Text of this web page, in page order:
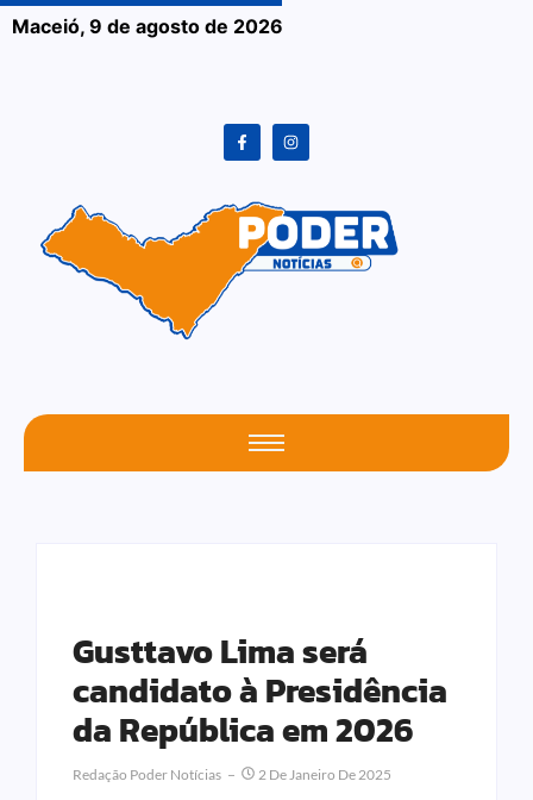
Maceió, 9 de agosto de 2026
O seu portal atualizado
Gusttavo Lima será
candidato à Presidência
da República em 2026
Redação Poder Notícias 2 De Janeiro De 2025